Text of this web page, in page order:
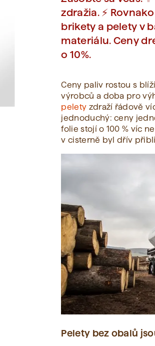
Zobraziť všetko
zdražia. ⚡
brikety a pelety v
materiálu. Ceny
o 10%.
Ceny paliv rostou s
výrobců a doba pro
pelety zdraží řádově
jednoduchý: ceny
folie stojí o 100 % víc
v cisterně byl dřív
Pelety bez obalů